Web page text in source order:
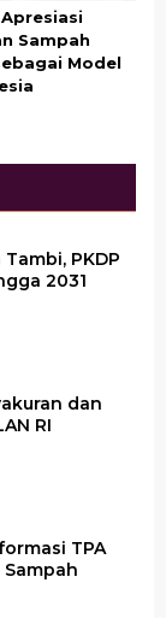
Sampah
Model
PKDP
2031
dan
RI
TPA